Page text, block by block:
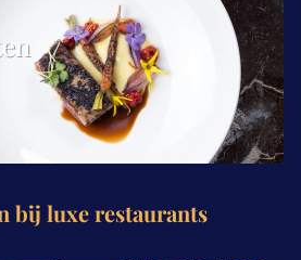
bij luxe restaurants